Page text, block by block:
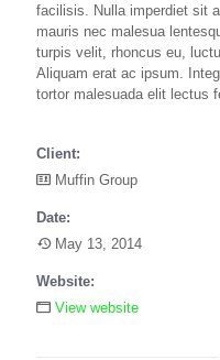
facilisis. Nulla imperdiet sit
mauris nec malesua
turpis velit, rhoncus eu,
Aliquam erat ac ipsum.
tortor malesuada elit lectus
Client:
Muffin Group
Date:
May 13, 2014
Website:
View website